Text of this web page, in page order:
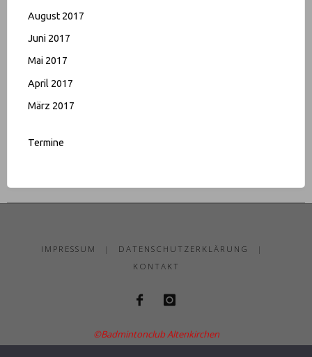
August 2017
Juni 2017
Mai 2017
April 2017
März 2017
Termine
IMPRESSUM | DATENSCHUTZERKLÄRUNG
|
KONTAKT
©Badmintonclub Altenkirchen